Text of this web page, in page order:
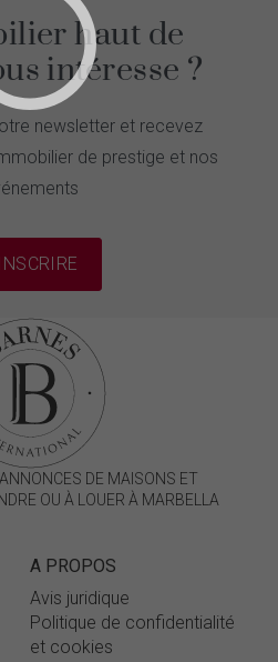
haut de
intéresse ?
newsletter et recevez
de prestige et nos
DE MAISONS ET
OU À LOUER À MARBELLA
A PROPOS
Avis juridique
Politique de confidentialité
et cookies